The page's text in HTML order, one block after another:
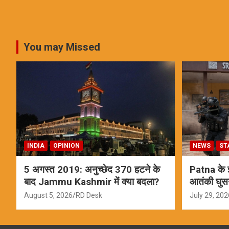
You may Missed
INDIA OPINION
5 अगस्त 2019: अनुच्छेद 370 हटने के
बाद Jammu Kashmir में क्या बदला?
August 5, 2026 RD Desk
NEWS
Patna के
आतंकी
ऑपरेशन;
July 29,